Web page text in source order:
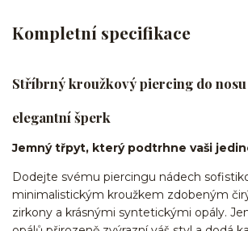
Kompletní specifikace
Stříbrný kroužkový piercing do
elegantní šperk
Jemný třpyt, který podtrhne vaši
Dodejte svému piercingu nádech
minimalistickým kroužkem zdobeným
zirkony a krásnými syntetickými opály.